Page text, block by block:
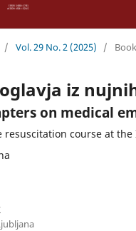
/ Vol. 29 No. 2 (2025) /
iz
on medical
resuscitation course at